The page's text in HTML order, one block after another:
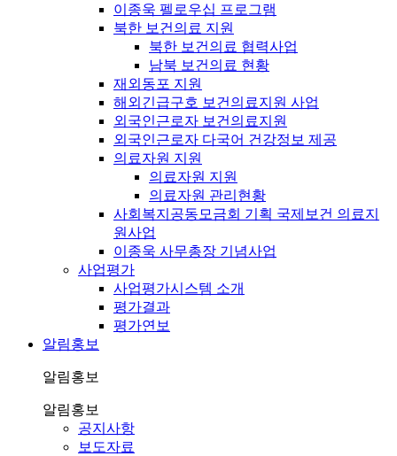
이종욱 펠로우십 프로그램
북한 보건의료 지원
북한 보건의료 협력사업
남북 보건의료 현황
재외동포 지원
해외긴급구호 보건의료지원 사업
외국인근로자 보건의료지원
외국인근로자 다국어 건강정보 제공
의료자원 지원
의료자원 지원
의료자원 관리현황
사회복지공동모금회 기획 국제보건 의료지
원사업
이종욱 사무총장 기념사업
사업평가
사업평가시스템 소개
평가결과
평가연보
알림홍보
알림홍보
알림홍보
공지사항
보도자료